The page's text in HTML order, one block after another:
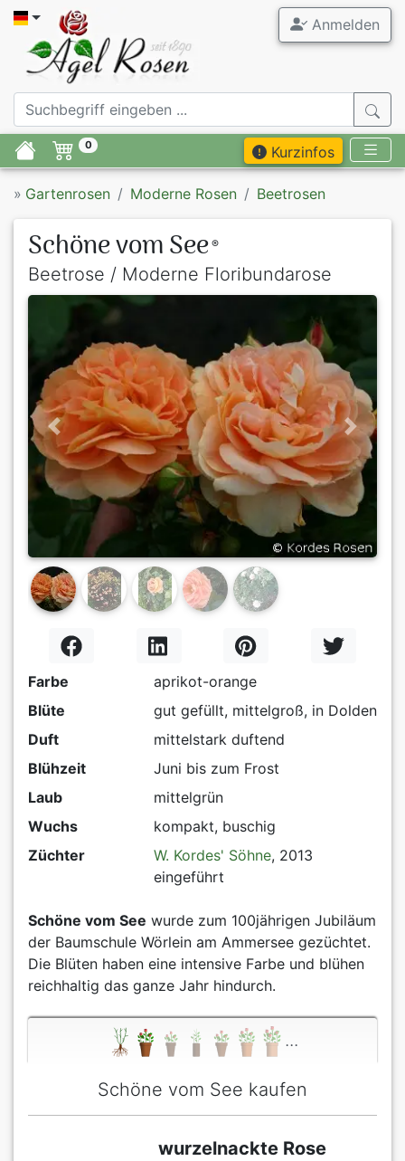
Anmelden
0 Kurzinfos
» Gartenrosen Moderne Rosen Beetrosen
Schöne vom See ®
Beetrose / Moderne Floribundarose
Previous Next
Farbe
aprikot-orange
Blüte
gut gefüllt, mittelgroß, in Dolden
Duft
mittelstark duftend
Blühzeit
Juni bis zum Frost
Laub
mittelgrün
Wuchs
kompakt, buschig
Züchter
W. Kordes' Söhne, 2013
eingeführt
Schöne vom See wurde zum 100jährigen Jubiläum
der Baumschule Wörlein am Ammersee gezüchtet.
Die Blüten haben eine intensive Farbe und blühen
reichhaltig das ganze Jahr hindurch.
...
Schöne vom See kaufen
wurzelnackte Rose